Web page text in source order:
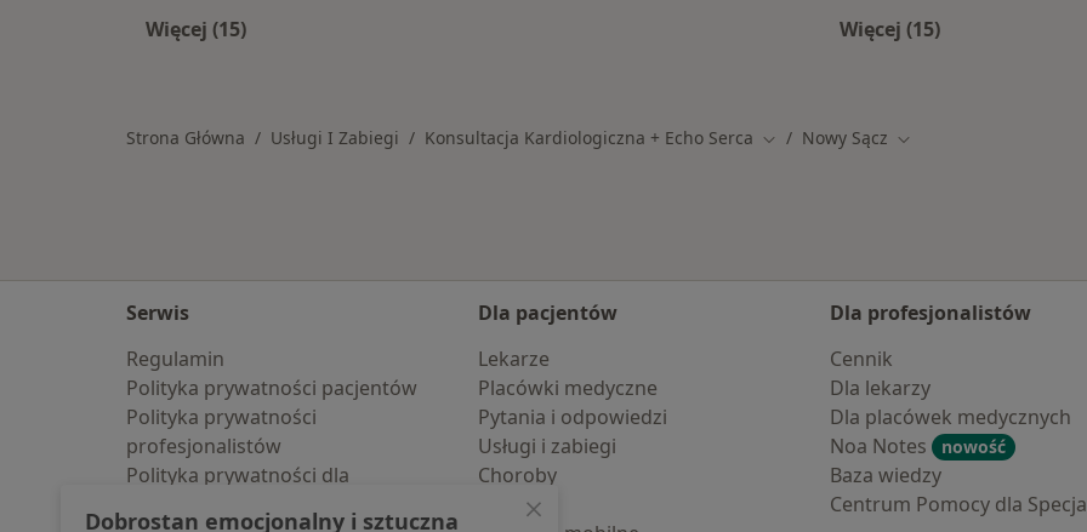
Więcej (15)
Więcej (15)
Strona Główna Usługi I Zabiegi Konsultacja Kardiologiczna + Echo Serca Zmień miasto
Nowy Sącz Zmień miasto
Serwis
Regulamin
Polityka prywatności pacjentów
Polityka prywatności
profesjonalistów
Polityka prywatności dla
Dla pacjentów
Lekarze
Placówki medyczne
Pytania i odpowiedzi
Usługi i zabiegi
Choroby
Pomoc
Dla profesjonalistów
Cennik
Dla lekarzy
Dla placówek medycznych
Noa Notes
nowość
Baza wiedzy
Centrum Pomocy dla
Dobrostan emocjonalny i sztuczna